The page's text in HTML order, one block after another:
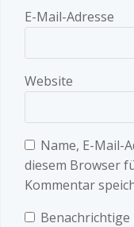
E-Mail-Adresse
Website
Name, E-Mail-
diesem Browser
Kommentar